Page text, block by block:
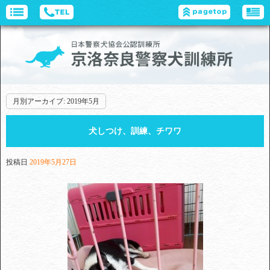
月別アーカイブ: 2019年5月
犬しつけ、訓練、チワワ
投稿日 2019年5月27日